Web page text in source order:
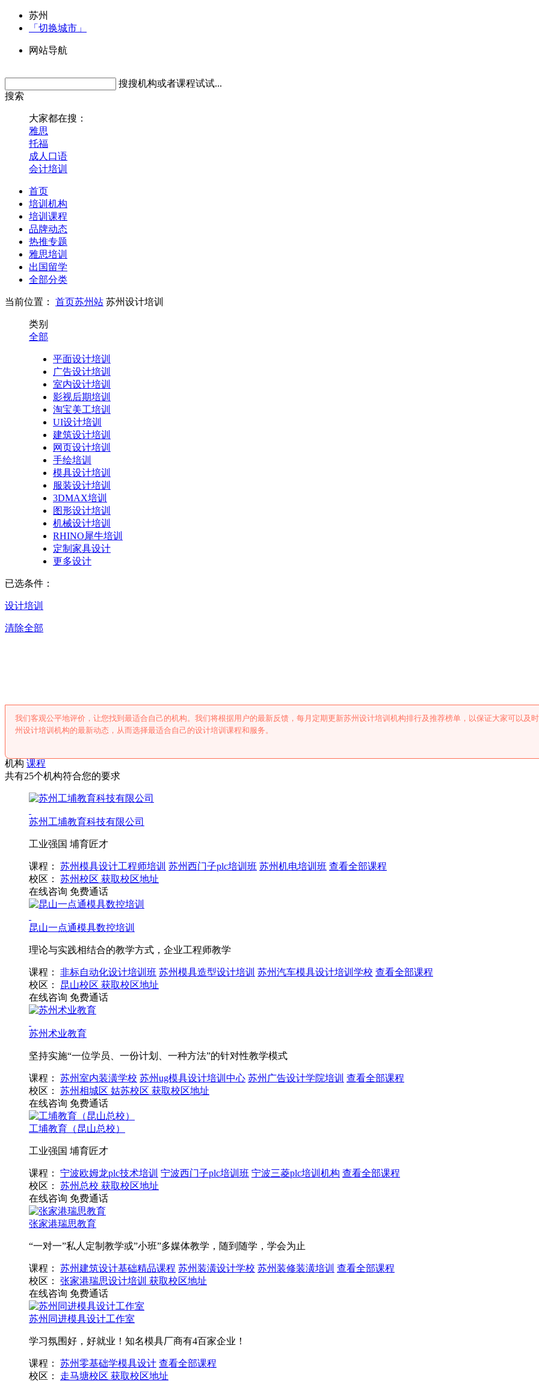
苏州
「切换城市」
网站导航
搜搜机构或者课程试试...
搜索
大家都在搜：
雅思
托福
成人口语
会计培训
首页
培训机构
培训课程
品牌动态
热推专题
雅思培训
出国留学
全部分类
当前位置： 首页苏州站 苏州设计培训
类别
全部
平面设计培训
广告设计培训
室内设计培训
影视后期培训
淘宝美工培训
UI设计培训
建筑设计培训
网页设计培训
手绘培训
模具设计培训
服装设计培训
3DMAX培训
图形设计培训
机械设计培训
RHINO犀牛培训
定制家具设计
更多设计
已选条件：
设计培训
清除全部
我们客观公平地评价，让您找到最适合自己的机构。我们将根据用户的最新反馈，每月定期更新苏州设计培训机构排行及推荐榜单，以保证大家可以及
州设计培训机构的最新动态，从而选择最适合自己的设计培训课程和服务。
机构 课程
共有25个机构符合您的要求
苏州工埔教育科技有限公司
工业强国 埔育匠才
课程： 苏州模具设计工程师培训 苏州西门子plc培训班 苏州机电培训班 查看全部课程
校区：
苏州校区 获取校区地址
在线咨询 免费通话
昆山一点通模具数控培训
理论与实践相结合的教学方式，企业工程师教学
课程： 非标自动化设计培训班 苏州模具造型设计培训 苏州汽车模具设计培训学校 查看全部课程
校区：
昆山校区 获取校区地址
在线咨询 免费通话
苏州术业教育
坚持实施“一位学员、一份计划、一种方法”的针对性教学模式
课程： 苏州室内装潢学校 苏州ug模具设计培训中心 苏州广告设计学院培训 查看全部课程
校区：
苏州相城区 姑苏校区 获取校区地址
在线咨询 免费通话
工埔教育（昆山总校）
工业强国 埔育匠才
课程： 宁波欧姆龙plc技术培训 宁波西门子plc培训班 宁波三菱plc培训机构 查看全部课程
校区：
苏州总校 获取校区地址
在线咨询 免费通话
张家港瑞思教育
“一对一”私人定制教学或”小班”多媒体教学，随到随学，学会为止
课程： 苏州建筑设计基础精品课程 苏州装潢设计学校 苏州装修装潢培训 查看全部课程
校区：
张家港瑞思设计培训 获取校区地址
在线咨询 免费通话
苏州同进模具设计工作室
学习氛围好，好就业！知名模具厂商有4百家企业！
课程： 苏州零基础学模具设计 查看全部课程
校区：
走马塘校区 获取校区地址